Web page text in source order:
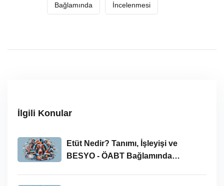
Bağlamında İncelenmesi
İlgili Konular
Etüt Nedir? Tanımı, İşleyişi ve
BESYO - ÖABT Bağlamında